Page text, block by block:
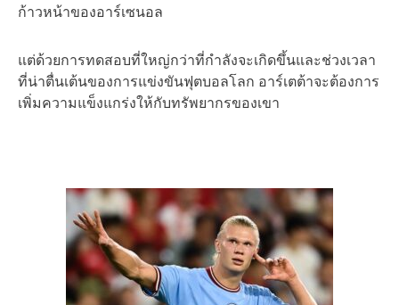
ก้าวหน้าของอาร์เซนอล
แต่ด้วยการทดสอบที่ใหญ่กว่าที่กำลังจะเกิดขึ้นและช่วงเวลา
ที่น่าตื่นเต้นของการแข่งขันฟุตบอลโลก อาร์เตต้าจะต้องการ
เพิ่มความแข็งแกร่งให้กับทรัพยากรของเขา